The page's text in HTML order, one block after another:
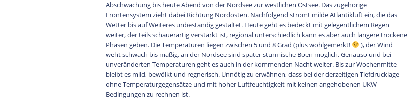
Abschwächung bis heute Abend von der Nordsee zur westlichen Ostsee. Das zugehörige
Frontensystem zieht dabei Richtung Nordosten. Nachfolgend strömt milde Atlantikluft ein, die das
Wetter bis auf Weiteres unbeständig gestaltet. Heute geht es bedeckt mit gelegentlichem Regen
weiter, der teils schauerartig verstärkt ist, regional unterschiedlich kann es aber auch längere trockene
Phasen geben. Die Temperaturen liegen zwischen 5 und 8 Grad (plus wohlgemerkt!
), der Wind
weht schwach bis mäßig, an der Nordsee sind später stürmische Böen möglich. Genauso und bei
unveränderten Temperaturen geht es auch in der kommenden Nacht weiter. Bis zur Wochenmitte
bleibt es mild, bewölkt und regnerisch. Unnötig zu erwähnen, dass bei der derzeitigen Tiefdrucklage
ohne Temperaturgegensätze und mit hoher Luftfeuchtigkeit mit keinen angehobenen UKW-
Bedingungen zu rechnen ist.